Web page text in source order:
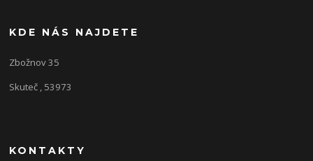
KDE NÁS NAJDETE
Zbožnov 35
Skuteč , 53973
KONTAKTY